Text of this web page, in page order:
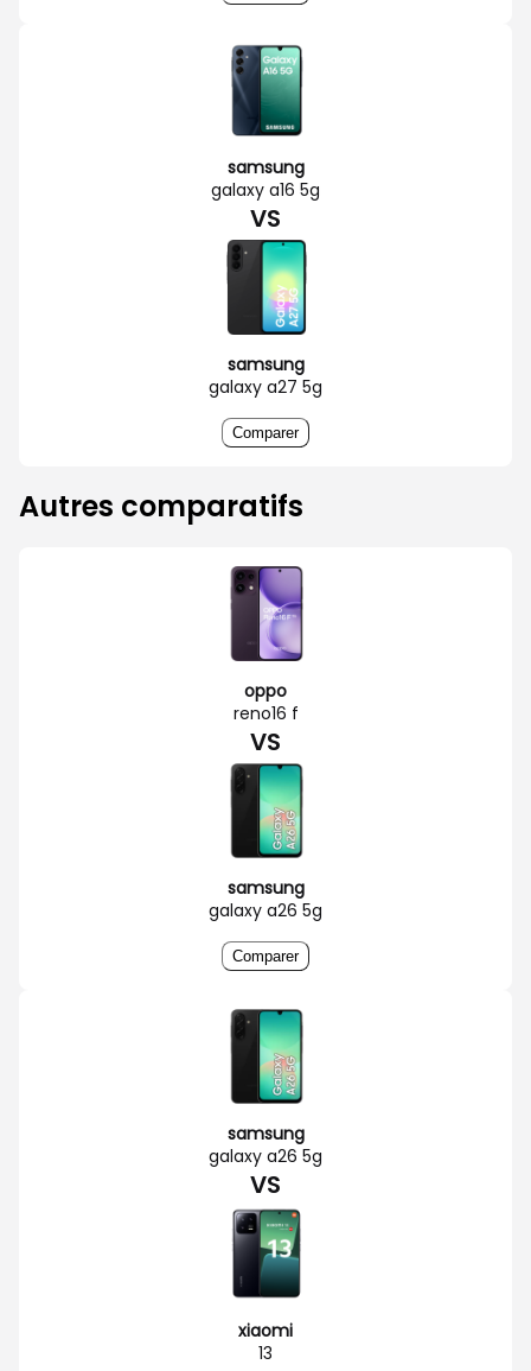
samsung
galaxy a16 5g
VS
samsung
galaxy a27 5g
Comparer
Autres comparatifs
oppo
reno16 f
VS
samsung
galaxy a26 5g
Comparer
samsung
galaxy a26 5g
VS
xiaomi
13